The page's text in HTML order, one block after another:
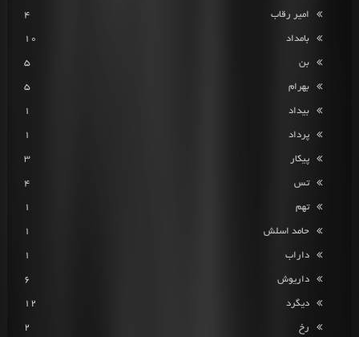
امیر رقاب 4
بامداد 10
بن 5
بهرام 5
بیداد 1
پرداد 1
پیکار 3
تس 4
تهم 1
حامد اسلش 1
داراب 1
داریوش 6
دیگرد 12
رخ 2